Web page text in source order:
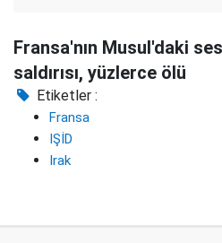
Fransa'nın Musul'daki
saldırısı, yüzlerce ölü
Etiketler :
Fransa
IŞİD
Irak